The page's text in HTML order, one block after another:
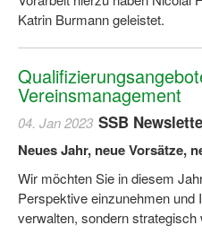
Katrin Burmann geleistet.
Vereinsmanagement
04. Jan 2023 SSB
Neues Jahr, neue Vorsätze,
Wir möchten Sie in diesem
Perspektive einzunehmen und
verwalten, sondern strategisch